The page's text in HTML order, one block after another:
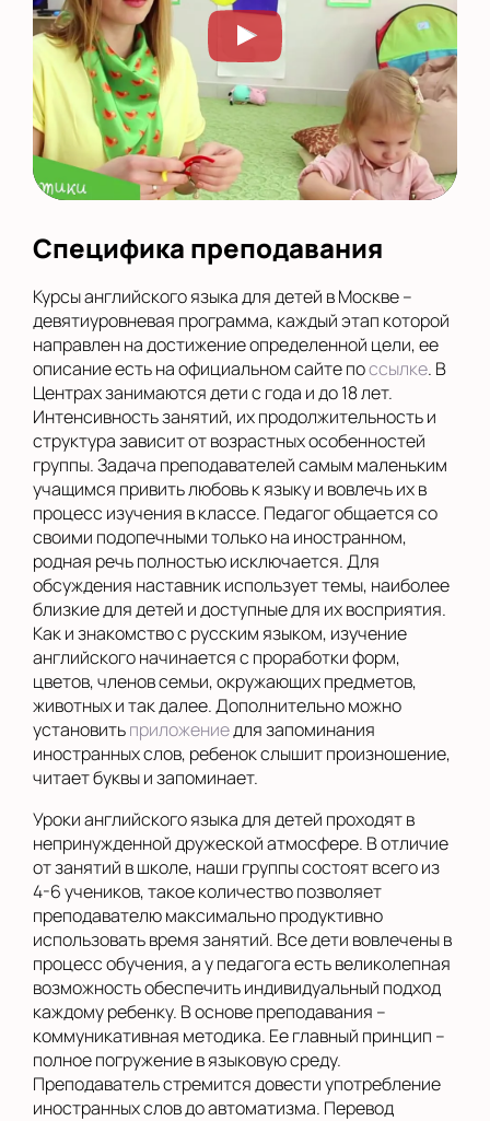
Специфика преподавания
Курсы английского языка для детей в Москве –
девятиуровневая программа, каждый этап которой
направлен на достижение определенной цели, ее
описание есть на официальном сайте поссылке. В
Центрах занимаются дети с года и до 18 лет.
Интенсивность занятий, их продолжительность и
структура зависит от возрастных особенностей
группы. Задача преподавателей самым маленьким
учащимся привить любовь к языку и вовлечь их в
процесс изучения в классе. Педагог общается со
своими подопечными только на иностранном,
родная речь полностью исключается. Для
обсуждения наставник использует темы, наиболее
близкие для детей и доступные для их восприятия.
Как и знакомство с русским языком, изучение
английского начинается с проработки форм,
цветов, членов семьи, окружающих предметов,
животных и так далее. Дополнительно можно
установитьприложениедля запоминания
иностранных слов, ребенок слышит произношение,
читает буквы и запоминает.
Уроки английского языка для детей проходят в
непринужденной дружеской атмосфере. В отличие
от занятий в школе, наши группы состоят всего из
4-6 учеников, такое количество позволяет
преподавателю максимально продуктивно
использовать время занятий. Все дети вовлечены в
процесс обучения, а у педагога есть великолепная
возможность обеспечить индивидуальный подход
каждому ребенку. В основе преподавания –
коммуникативная методика. Ее главный принцип –
полное погружение в языковую среду.
Преподаватель стремится довести употребление
иностранных слов до автоматизма. Перевод